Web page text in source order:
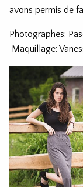
avons permis de
Photographes:
Maquillage: